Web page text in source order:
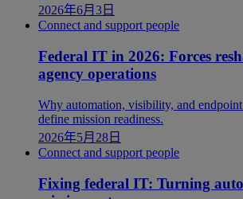
2026年6月3日
Connect and support people
Federal IT in 2026: Forces
agency operations
Why automation, visibility, and
define mission readiness.
2026年5月28日
Connect and support people
Fixing federal IT: Turning